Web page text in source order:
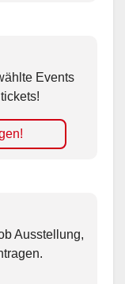
Events
Ausstellung,